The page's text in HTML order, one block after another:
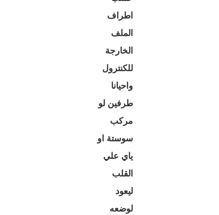
اطراف
الملف
الخارجة
للكنترول
واحيانا
طرفين لو
مركب
سوستة او
ياي علي
القلب
ليعود
لوضعه